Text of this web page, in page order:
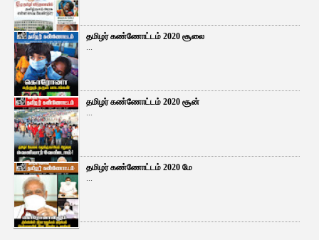
தமிழர் கண்ணோட்டம் 2020 சூலை
...
தமிழர் கண்ணோட்டம் 2020 சூன்
...
தமிழர் கண்ணோட்டம் 2020 மே
...